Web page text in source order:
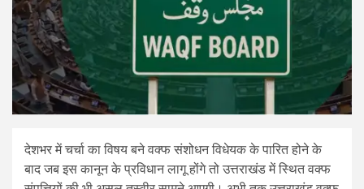
देशभर में चर्चा का विषय बने वक्फ संशोधन विधेयक के पारित होने के
बाद जब इस कानून के प्रविधान लागू होंगे तो उत्तराखंड में स्थित वक्फ